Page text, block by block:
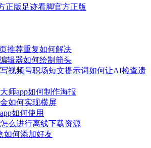
足迹看脚官方正版
推荐重复如何解决
辑器如何绘制箭头
视频号职场短文提示词如何让AI检查遗
师app如何制作海报
如何实现横屏
如何使用
么进行离线下载资源
如何添加好友